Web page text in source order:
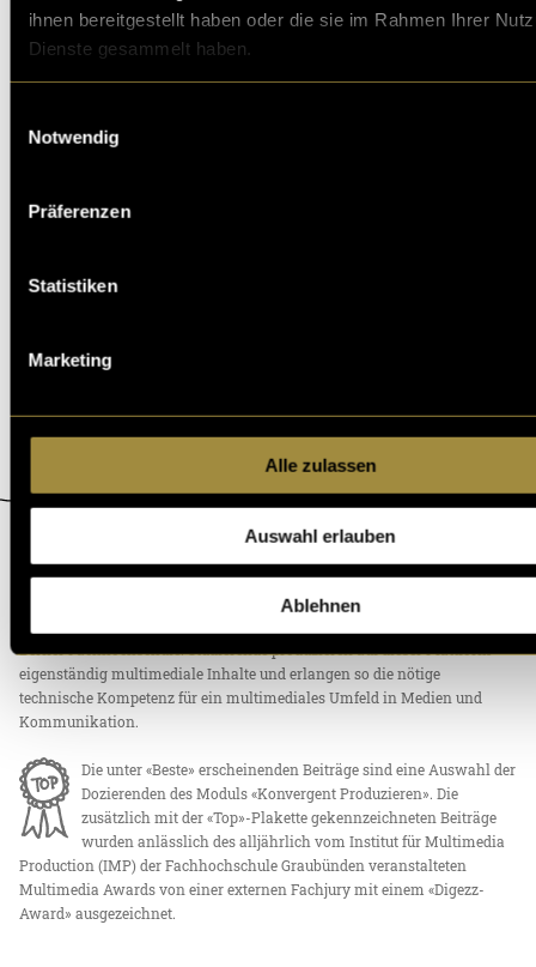
ihnen bereitgestellt haben oder die sie im Rahmen Ihrer
Dienste gesammelt haben.
Notwendig
Präferenzen
Statistiken
Marketing
Alle zulassen
Auswahl erlauben
Ablehnen
ÜBER DIGEZZ
«Digezz» ist die Produktionsplattform des Bachelor-Studiengangs
Berner Fachhochschule. Studierende produzieren auf dieser Plattform
eigenständig multimediale Inhalte und erlangen so die nötige
technische Kompetenz für ein multimediales Umfeld in Medien und
Kommunikation.
Die unter «Beste» erscheinenden Beiträge sind eine Auswahl der
Dozierenden des Moduls «Konvergent Produzieren». Die
zusätzlich mit der «Top»-Plakette gekennzeichneten Beiträge
wurden anlässlich des alljährlich vom Institut für Multimedia
Production (IMP) der Fachhochschule Graubünden veranstalteten
Multimedia Awards von einer externen Fachjury mit einem «Digezz-
Award» ausgezeichnet.